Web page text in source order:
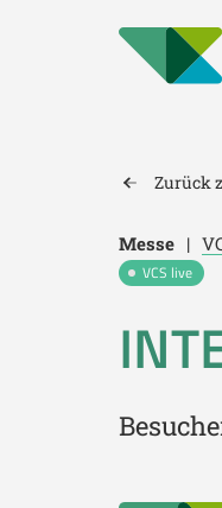
Zurück
Messe |
VCS live